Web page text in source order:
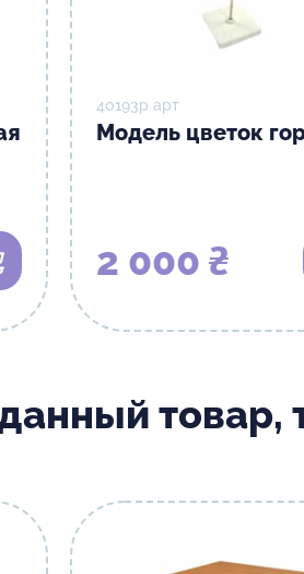
корзину
40193р арт
Модель цветок
2 000 ₴
товар,